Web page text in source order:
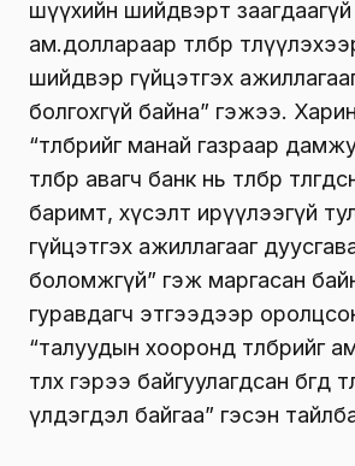
шүүхийн шийдвэрт заагдаагүй
ам.доллараар төлбөр
шийдвэр гүйцэтгэх
болгохгүй байна” гэжээ.
“төлбөрийг манай газраар
төлбөр авагч банк нь төлбөр
баримт, хүсэлт ирүүлээгүй
гүйцэтгэх ажиллагааг
боломжгүй” гэж маргасан
гуравдагч этгээдээр оролцсон
“талуудын хооронд төлбөрийг
төлөх гэрээ байгуулагдсан бөгөөд
үлдэгдэл байгаа” гэсэн